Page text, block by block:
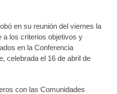
en su reunión del viernes la
a los criterios objetivos y
en la Conferencia
celebrada el 16 de abril de
con las Comunidades